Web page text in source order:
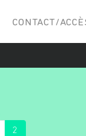
CONTACT/
2